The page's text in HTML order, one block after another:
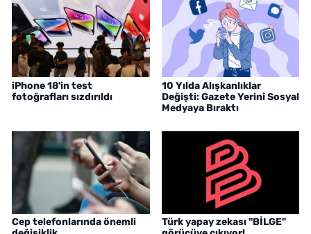
iPhone 18'in test
fotoğrafları sızdırıldı
10 Yılda Alışkanlıklar
Değişti: Gazete Yerini Sosyal
Medyaya Bıraktı
Cep telefonlarında önemli
Türk yapay zekası "BİLGE"